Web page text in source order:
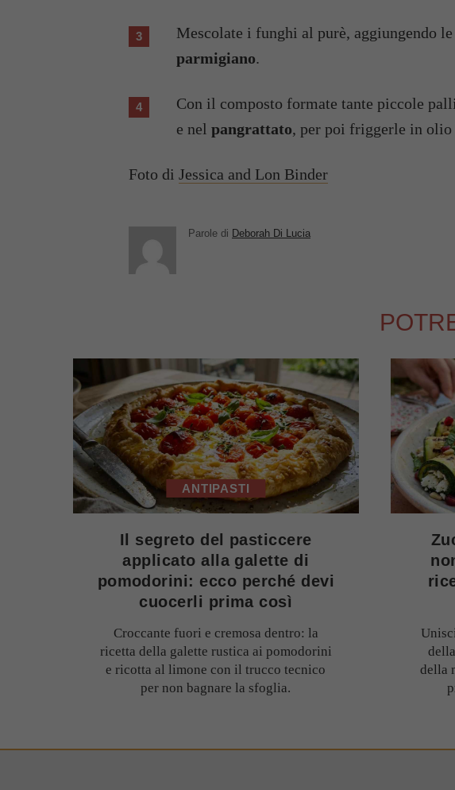
Mescolate i funghi al purè, aggiungendo le
parmigiano.
Con il composto formate tante piccole
e nel pangrattato, per poi friggerle in olio
Foto di Jessica and Lon Binder
Parole di Deborah Di Lucia
ANTIPASTI
Il segreto del pasticcere
applicato alla galette di
pomodorini: ecco perché devi
cuocerli prima così
Croccante fuori e cremosa dentro: la
ricetta della galette rustica ai pomodorini
e ricotta al limone con il trucco tecnico
per non bagnare la sfoglia.
della